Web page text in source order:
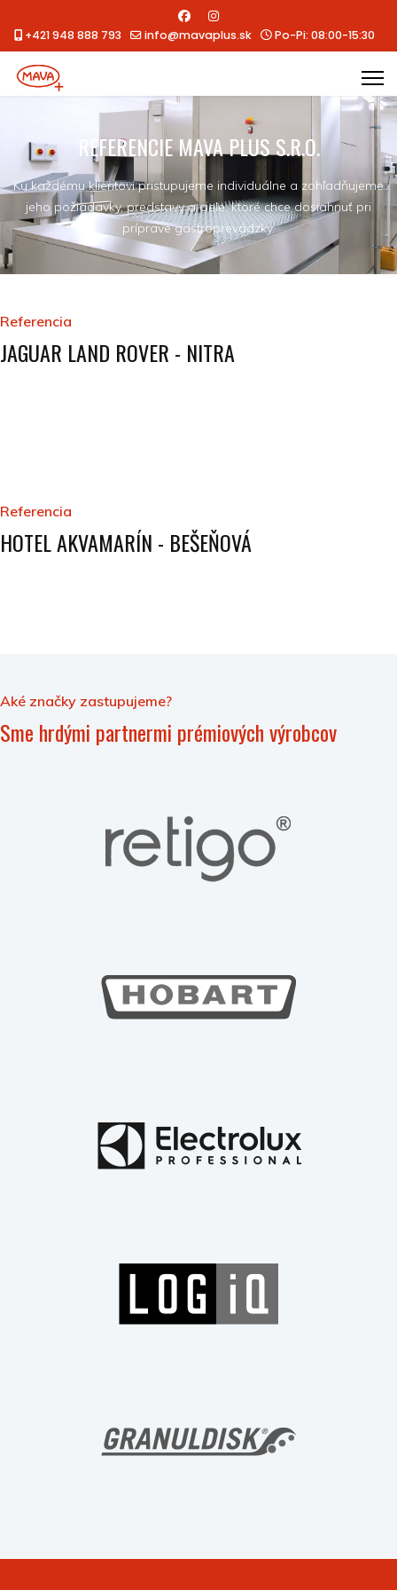
+421 948 888 793 info@mavaplus.sk Po-Pi: 08:00-15:30
REFERENCIE MAVA PLUS S.R.O.
Ku každému klientovi pristupujeme individuálne a zohľadňujeme
jeho požiadavky, predstavy a ciele, ktoré chce dosiahnuť pri
príprave gastroprevádzky.
Referencia
JAGUAR LAND ROVER - NITRA
Referencia
HOTEL AKVAMARÍN - BEŠEŇOVÁ
Aké značky zastupujeme?
Sme hrdými partnermi prémiových výrobcov